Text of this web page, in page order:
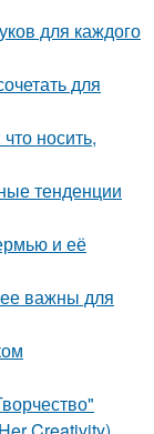
для каждого
для
носить,
тенденции
и её
важны для